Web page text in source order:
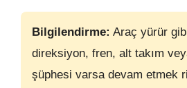
Bilgilendirme: Araç yürür
direksiyon, fren, alt takım
şüphesi varsa devam etmek